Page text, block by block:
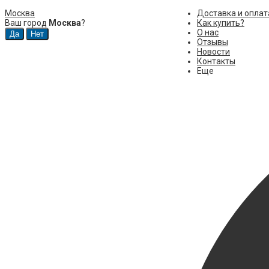
Москва
Ваш город Москва?
Доставка и
Как купить?
О нас
Отзывы
Новости
Контакты
Еще